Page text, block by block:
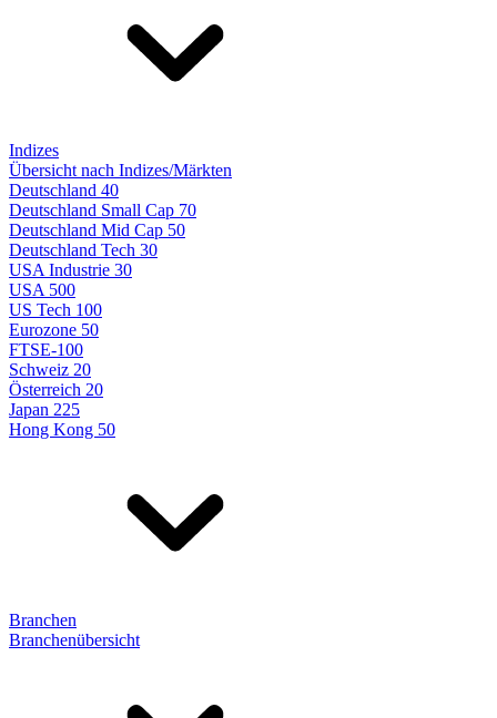
Indizes
Übersicht nach Indizes/Märkten
Deutschland 40
Deutschland Small Cap 70
Deutschland Mid Cap 50
Deutschland Tech 30
USA Industrie 30
USA 500
US Tech 100
Eurozone 50
FTSE-100
Schweiz 20
Österreich 20
Japan 225
Hong Kong 50
Branchen
Branchenübersicht